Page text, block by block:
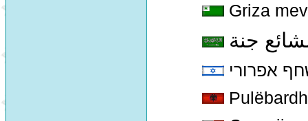
Griza
جنة
אפרורי